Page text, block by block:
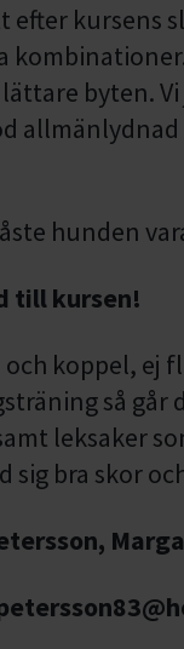
efter kursens
byten.
hunden
till kursen!
koppel, ej
så går
leksaker
sig bra skor